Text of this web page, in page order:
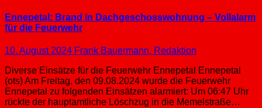
Ennepetal: Brand in Dachgeschosswohnung – Vollalarm
für die Feuerwehr
10. August 2024 Frank Bauermann, Redaktion
Diverse Einsätze für die Feuerwehr Ennepetal Ennepetal
(ots) Am Freitag, den 09.08.2024 wurde die Feuerwehr
Ennepetal zu folgenden Einsätzen alarmiert: Um 06:47 Uhr
rückte der hauptamtliche Löschzug in die Memelstraße…